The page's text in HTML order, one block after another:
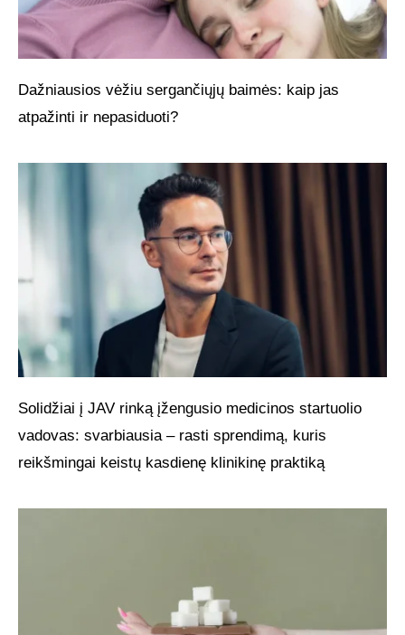
Dažniausios vėžiu sergančiųjų baimės: kaip jas
atpažinti ir nepasiduoti?
Solidžiai į JAV rinką įžengusio medicinos startuolio
vadovas: svarbiausia – rasti sprendimą, kuris
reikšmingai keistų kasdienę klinikinę praktiką